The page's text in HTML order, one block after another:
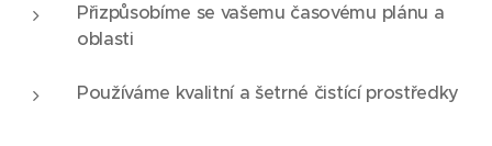
Přizpůsobíme se vašemu časovému plánu a
oblasti
Používáme kvalitní a šetrné čistící prostředky